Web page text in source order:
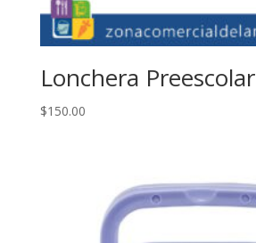
Lonchera Preescolar
$150.00